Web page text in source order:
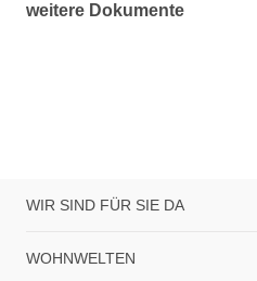
weitere Dokumente
WIR SIND FÜR SIE DA
WOHNWELTEN